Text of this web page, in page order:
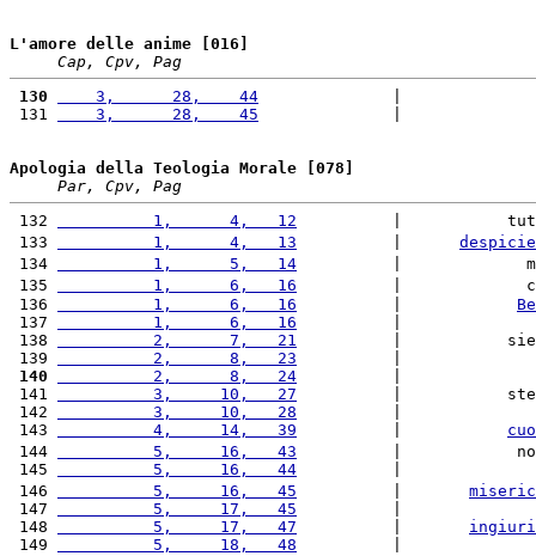
L'amore delle anime [016]
Cap, Cpv, Pag
130
    3,      28,    44
131
    3,      28,    45
Apologia della Teologia Morale [078]
Par, Cpv, Pag
132
          1,      4,   12
|
133
          1,      4,   13
134
          1,      5,   14
|
135
          1,      6,   16
|
136
          1,      6,   16
137
          1,      6,   16
138
          2,      7,   21
|
139
          2,      8,   23
140
          2,      8,   24
141
          3,     10,   27
|
142
          3,     10,   28
143
          4,     14,   39
144
          5,     16,   43
|
145
          5,     16,   44
146
          5,     16,   45
147
          5,     17,   45
148
          5,     17,   47
149
          5,     18,   48